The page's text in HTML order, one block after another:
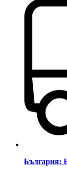
България: